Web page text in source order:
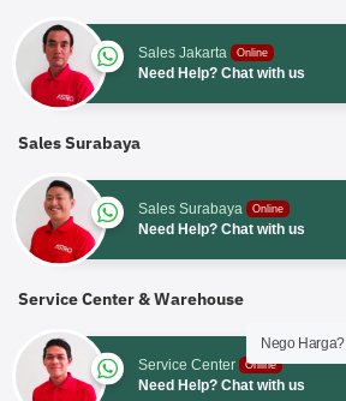
Sales Jakarta Online
Need Help? Chat with us
Sales Surabaya
Sales Surabaya Online
Need Help? Chat with us
Service Center & Warehouse
Service Center Online
Need Help? Chat with us
Nego Harga?